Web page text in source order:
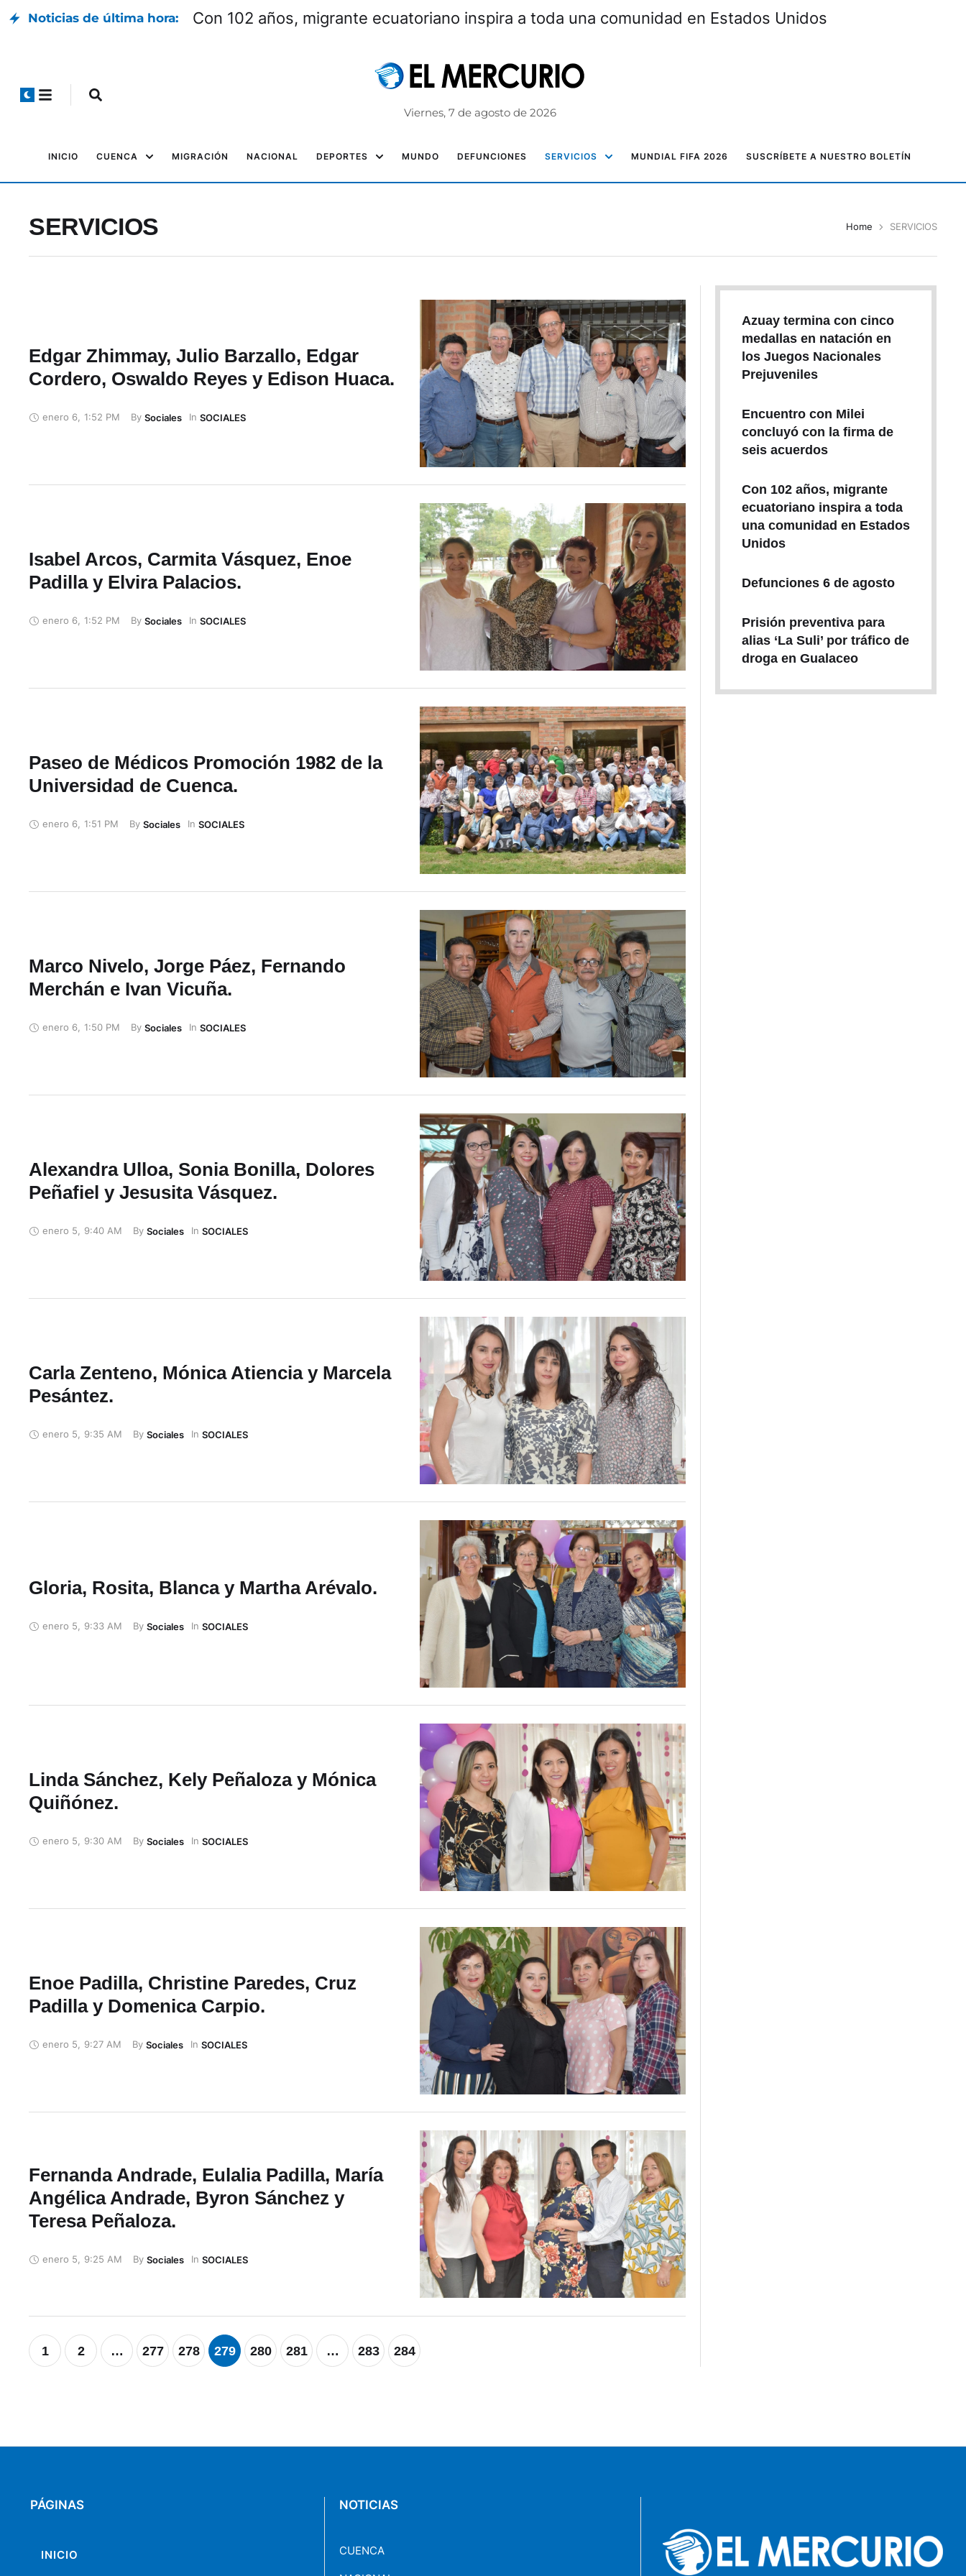
Noticias de última hora: Con 102 años, migrante ecuatoriano inspira a toda una comunidad en Estados Unidos
Viernes, 7 de agosto de 2026
INICIO CUENCA MIGRACIÓN NACIONAL DEPORTES MUNDO DEFUNCIONES SERVICIOS MUNDIAL FIFA 2026 SUSCRÍBETE A NUESTRO BOLETÍN
SERVICIOS Home SERVICIOS
Edgar Zhimmay, Julio Barzallo, Edgar
Cordero, Oswaldo Reyes y Edison Huaca.
enero 6 1:52 PM By Sociales In SOCIALES
Isabel Arcos, Carmita Vásquez, Enoe
Padilla y Elvira Palacios.
enero 6 1:52 PM By Sociales In SOCIALES
Paseo de Médicos Promoción 1982 de la
Universidad de Cuenca.
enero 6 1:51 PM By Sociales In SOCIALES
Marco Nivelo, Jorge Páez, Fernando
Merchán e Ivan Vicuña.
enero 6 1:50 PM By Sociales In SOCIALES
Alexandra Ulloa, Sonia Bonilla, Dolores
Peñafiel y Jesusita Vásquez.
enero 5, 9:40 AM By Sociales In SOCIALES
Carla Zenteno, Mónica Atiencia y Marcela
Pesántez.
enero 5, 9:35 AM By Sociales In SOCIALES
Gloria, Rosita, Blanca y Martha Arévalo.
enero 5, 9:33 AM By Sociales In SOCIALES
Linda Sánchez, Kely Peñaloza y Mónica
Quiñónez.
enero 5, 9:30 AM By Sociales In SOCIALES
Enoe Padilla, Christine Paredes, Cruz
Padilla y Domenica Carpio.
enero 5, 9:27 AM By Sociales In SOCIALES
Fernanda Andrade, Eulalia Padilla, María
Angélica Andrade, Byron Sánchez y
Teresa Peñaloza.
enero 5, 9:25 AM By Sociales In SOCIALES
1 2 … 277 278 279 280 281 … 283 284
Azuay termina con cinco
medallas en natación en
los Juegos Nacionales
Prejuveniles
Encuentro con Milei
concluyó con la firma de
seis acuerdos
Con 102 años, migrante
ecuatoriano inspira a toda
una comunidad en Estados
Unidos
Defunciones 6 de agosto
Prisión preventiva para
alias ‘La Suli’ por tráfico de
droga en Gualaceo
PÁGINAS
INICIO
NOTICIAS
CUENCA